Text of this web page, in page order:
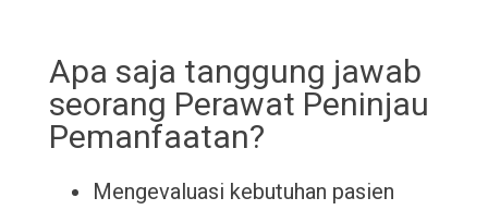
Apa saja tanggung jawab
seorang Perawat Peninjau
Pemanfaatan?
Mengevaluasi kebutuhan pasien